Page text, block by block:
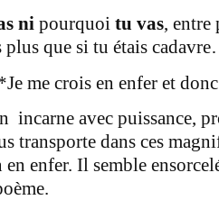
ni pourquoi tu vas, entre
plus que si tu étais
enfer et donc
incarne avec puissance,
transporte dans ces
en enfer. Il semble